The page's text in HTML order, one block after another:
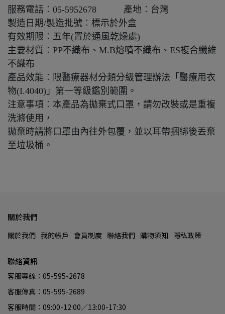
服務電話︰05-5952678 產地︰台灣
製造日期/製造批號︰標示於外盒
有效期限︰五年(置於通風乾燥處)
主要材質︰PP不織布、M.B熔噴不織布、ES複合纖維
不織布
產品效能︰限醫療器材分類分級管理辦法「醫療用衣
物(I.4040)」第一等級鑑別範圍。
注意事項︰本產品為拋棄式口罩，請勿改裝或是重複
洗滌使用，
拋棄時請將口罩由內往外包覆，並以耳帶捆綁後丟棄
至垃圾桶。
關於我們
關於我們 我的帳戶 會員制度 聯絡我們 購物須知 隱私政策
聯絡資訊
客服專線：05-595-2678
客服傳真：05-595-2689
客服時間：09:00-12:00／13:00-17:30